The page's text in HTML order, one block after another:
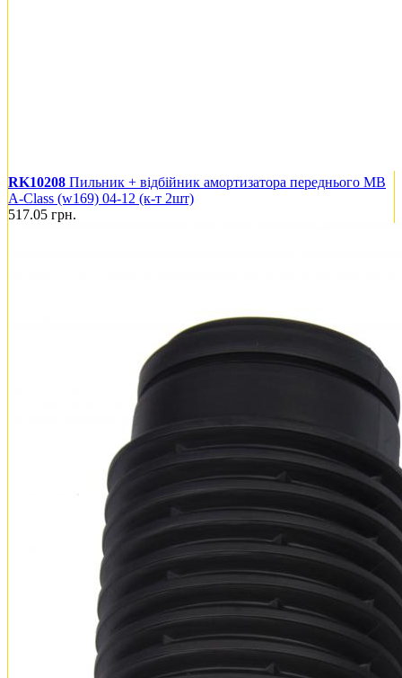
RK10208 Пильник + відбійник амортизатора переднього MB
A-Class (w169) 04-12 (к-т 2шт)
517.05 грн.